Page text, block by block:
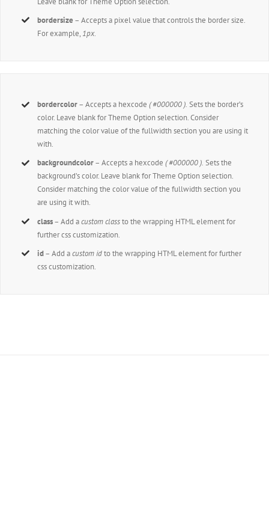
bordersize – Accepts a pixel value that controls the border size.
For example, 1px.
bordercolor– Accepts a hexcode( #000000 ). Sets the border’s
color. Leave blank for Theme Option selection. Consider
matching the color value of the fullwidth section you are using it
with.
backgroundcolor– Accepts a hexcode( #000000 ). Sets the
background’s color. Leave blank for Theme Option selection.
Consider matching the color value of the fullwidth section you
are using it with.
class– Add acustom classto the wrapping HTML element for
further css customization.
id– Add acustom idto the wrapping HTML element for further
css customization.